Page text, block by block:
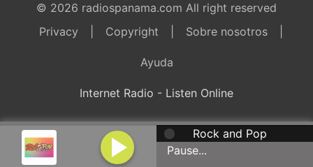
© 2026 radiospanama.com All right reserved
Privacy
Copyright Sobre nosotros
Ayuda
Internet Radio - Listen Online
Rock and Pop
Pause...